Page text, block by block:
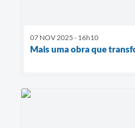
07 NOV 2025 - 16h10
Mais uma obra que